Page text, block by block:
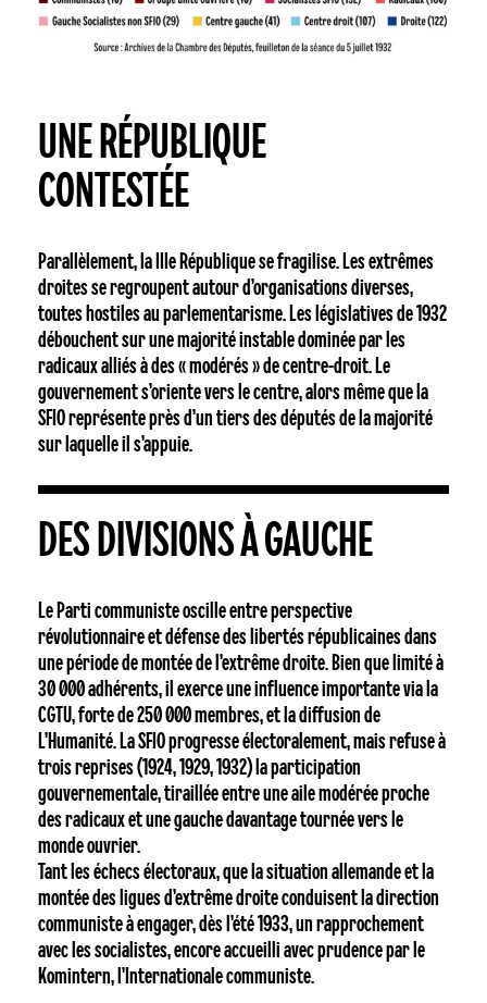
UNE RÉPUBLIQUE
CONTESTÉE
Parallèlement, la IIIe République se fragilise. Les extrêmes
droites se regroupent autour d’organisations diverses,
toutes hostiles au parlementarisme. Les législatives de 1932
débouchent sur une majorité instable dominée par les
radicaux alliés à des « modérés » de centre-droit. Le
gouvernement s’oriente vers le centre, alors même que la
SFIO représente près d’un tiers des députés de la majorité
sur laquelle il s’appuie.
DES DIVISIONS À GAUCHE
Le Parti communiste oscille entre perspective
révolutionnaire et défense des libertés républicaines dans
une période de montée de l’extrême droite. Bien que limité à
30 000 adhérents, il exerce une influence importante via la
CGTU, forte de 250 000 membres, et la diffusion de
L’Humanité. La SFIO progresse électoralement, mais refuse à
trois reprises (1924, 1929, 1932) la participation
gouvernementale, tiraillée entre une aile modérée proche
des radicaux et une gauche davantage tournée vers le
monde ouvrier.
Tant les échecs électoraux, que la situation allemande et la
montée des ligues d’extrême droite conduisent la direction
communiste à engager, dès l’été 1933, un rapprochement
avec les socialistes, encore accueilli avec prudence par le
Komintern, l’Internationale communiste.